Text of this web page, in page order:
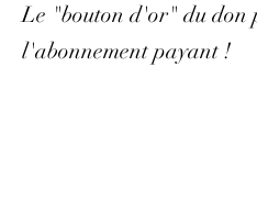
Le "bouton d'or" du don
l'abonnement payant !